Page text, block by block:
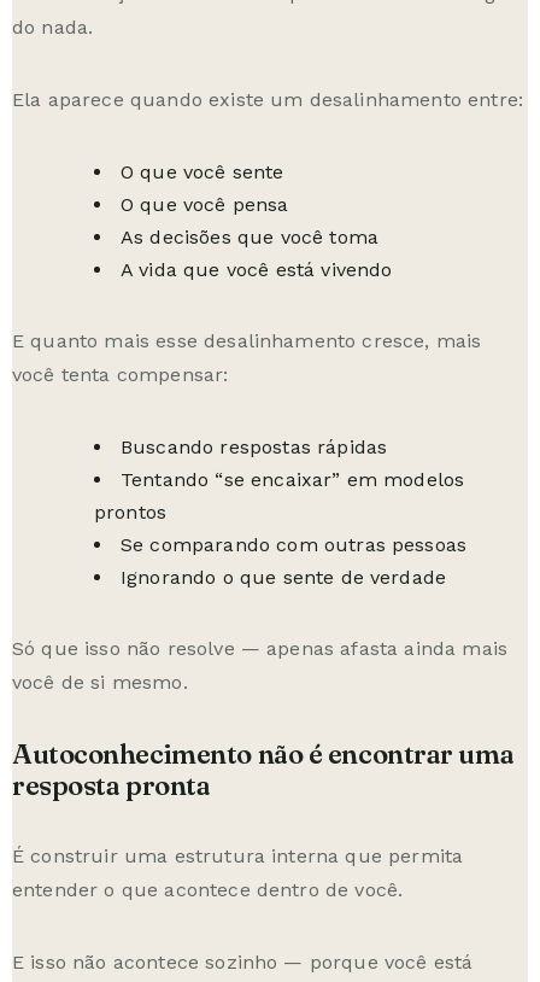
do nada.
Ela aparece quando existe um desalinhamento entre:
O que você sente
O que você pensa
As decisões que você toma
A vida que você está vivendo
E quanto mais esse desalinhamento cresce, mais
você tenta compensar:
Buscando respostas rápidas
Tentando “se encaixar” em modelos
prontos
Se comparando com outras pessoas
Ignorando o que sente de verdade
Só que isso não resolve — apenas afasta ainda mais
você de si mesmo.
Autoconhecimento não é encontrar uma
resposta pronta
É construir uma estrutura interna que permita
entender o que acontece dentro de você.
E isso não acontece sozinho — porque você está